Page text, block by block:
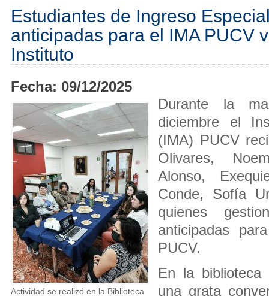
Estudiantes de Ingreso
anticipadas para el IMA PUCV
Instituto
Fecha: 09/12/2025
Actividad se realizó en la Biblioteca
Durante la
diciembre el
(IMA) PUCV
Olivares,
Alonso,
Conde, Sofía
quienes
anticipadas
PUCV.
En la biblioteca
una grata